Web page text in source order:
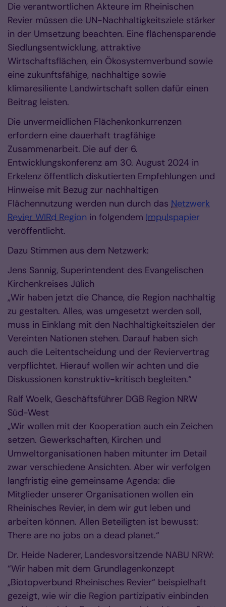
Die verantwortlichen Akteure im Rheinischen
Revier müssen die UN-Nachhaltigkeitsziele stärker
in der Umsetzung beachten. Eine flächensparende
Siedlungsentwicklung, attraktive
Wirtschaftsflächen, ein Ökosystemverbund sowie
eine zukunftsfähige, nachhaltige sowie
klimaresiliente Landwirtschaft sollen dafür einen
Beitrag leisten.
Die unvermeidlichen Flächenkonkurrenzen
erfordern eine dauerhaft tragfähige
Zusammenarbeit. Die auf der 6.
Entwicklungskonferenz am 30. August 2024 in
Erkelenz öffentlich diskutierten Empfehlungen und
Hinweise mit Bezug zur nachhaltigen
Flächennutzung werden nun durch das Netzwerk
Revier WIRd Region in folgendem Impulspapier
veröffentlicht.
Dazu Stimmen aus dem Netzwerk:
Jens Sannig, Superintendent des Evangelischen
Kirchenkreises Jülich
„Wir haben jetzt die Chance, die Region nachhaltig
zu gestalten. Alles, was umgesetzt werden soll,
muss in Einklang mit den Nachhaltigkeitszielen der
Vereinten Nationen stehen. Darauf haben sich
auch die Leitentscheidung und der Reviervertrag
verpflichtet. Hierauf wollen wir achten und die
Diskussionen konstruktiv-kritisch begleiten.“
Ralf Woelk, Geschäftsführer DGB Region NRW
Süd-West
„Wir wollen mit der Kooperation auch ein Zeichen
setzen. Gewerkschaften, Kirchen und
Umweltorganisationen haben mitunter im Detail
zwar verschiedene Ansichten. Aber wir verfolgen
langfristig eine gemeinsame Agenda: die
Mitglieder unserer Organisationen wollen ein
Rheinisches Revier, in dem wir gut leben und
arbeiten können. Allen Beteiligten ist bewusst:
There are no jobs on a dead planet.“
Dr. Heide Naderer, Landesvorsitzende NABU NRW:
“Wir haben mit dem Grundlagenkonzept
„Biotopverbund Rheinisches Revier“ beispielhaft
gezeigt, wie wir die Region partizipativ einbinden